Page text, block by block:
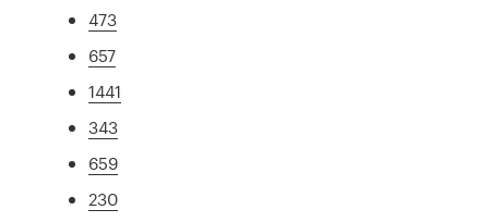
473
657
1441
343
659
230